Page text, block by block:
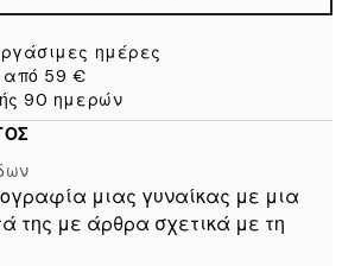
ημέρες
59 €
90 ημερών
μιας γυναίκας με μια
της με άρθρα σχετικά με τη